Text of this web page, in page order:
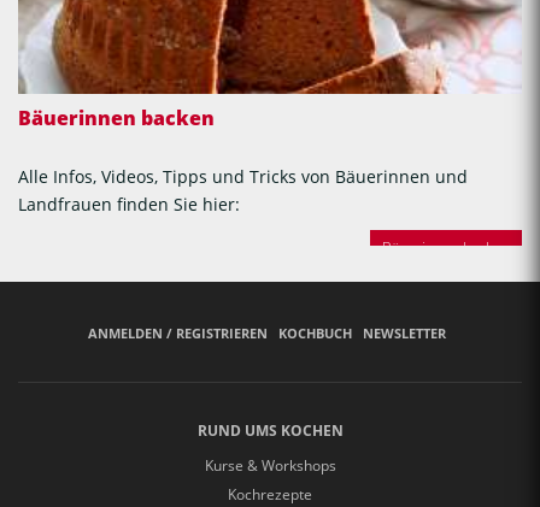
Bäuerinnen backen
Alle Infos, Videos, Tipps und Tricks von Bäuerinnen und
Landfrauen finden Sie hier:
Bäuerinnen backen
ANMELDEN / REGISTRIEREN KOCHBUCH NEWSLETTER
RUND UMS KOCHEN
Kurse & Workshops
Kochrezepte